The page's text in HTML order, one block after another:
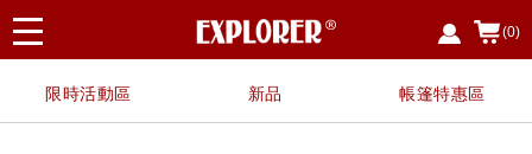
(0)
限時活動區 新品 帳篷特惠區